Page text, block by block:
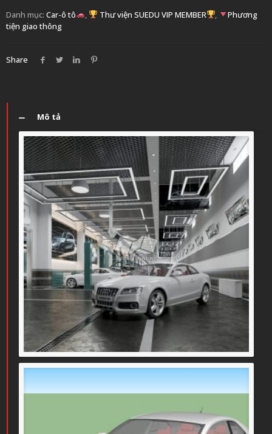
Danh mục: Car-ô tô Thư viện SUEDU VIP MEMBER
Phương
tiện giao thông
Share
Mô tả